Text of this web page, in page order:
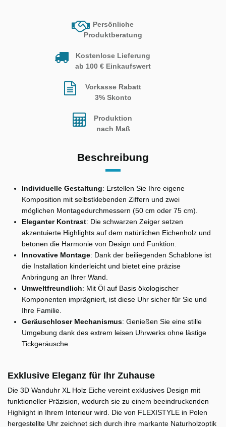
Persönliche
Produktberatung
Kostenlose Lieferung
ab 100 € Einkaufswert
Vorkasse Rabatt
3% Skonto
Produktion
nach Maß
Beschreibung
Individuelle Gestaltung: Erstellen Sie Ihre eigene
Komposition mit selbstklebenden Ziffern und zwei
möglichen Montagedurchmessern (50 cm oder 75 cm).
Eleganter Kontrast: Die schwarzen Zeiger setzen
akzentuierte Highlights auf dem natürlichen Eichenholz und
betonen die Harmonie von Design und Funktion.
Innovative Montage: Dank der beiliegenden Schablone ist
die Installation kinderleicht und bietet eine präzise
Anbringung an Ihrer Wand.
Umweltfreundlich: Mit Öl auf Basis ökologischer
Komponenten imprägniert, ist diese Uhr sicher für Sie und
Ihre Familie.
Geräuschloser Mechanismus: Genießen Sie eine stille
Umgebung dank des extrem leisen Uhrwerks ohne lästige
Tickgeräusche.
Exklusive Eleganz für Ihr Zuhause
Die 3D Wanduhr XL Holz Eiche vereint exklusives Design mit
funktioneller Präzision, wodurch sie zu einem beeindruckenden
Highlight in Ihrem Interieur wird. Die von FLEXISTYLE in Polen
hergestellte Uhr zeichnet sich durch ihre markante Naturholzoptik